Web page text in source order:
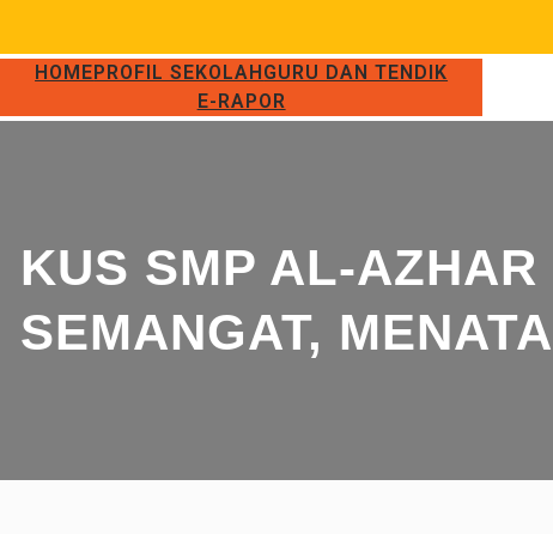
HOME PROFIL SEKOLAH GURU DAN TENDIK
E-RAPOR
KUS SMP AL-
SEMANGAT,